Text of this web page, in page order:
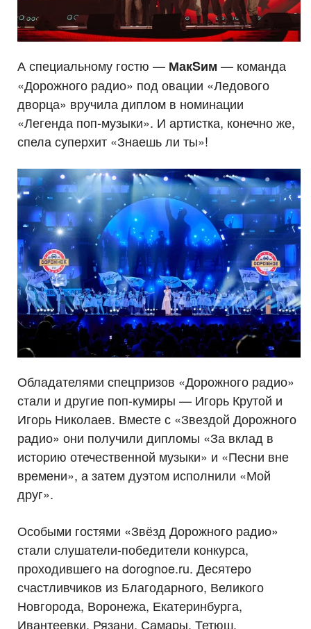
А специальному гостю — МакSим — команда
«Дорожного радио» под овации «Ледового
дворца» вручила диплом в номинации
«Легенда поп-музыки». И артистка, конечно же,
спела суперхит «Знаешь ли ты»!
Обладателями спецпризов «Дорожного радио»
стали и другие поп-кумиры — Игорь Крутой и
Игорь Николаев. Вместе с «Звездой Дорожного
радио» они получили дипломы «За вклад в
историю отечественной музыки» и «Песни вне
времени», а затем дуэтом исполнили «Мой
друг».
Особыми гостями «Звёзд Дорожного радио»
стали слушатели-победители конкурса,
проходившего на dorognoe.ru. Десятеро
счастливчиков из Благодарного, Великого
Новгорода, Воронежа, Екатеринбурга,
Ивантеевки, Рязани, Самары, Тетюш,